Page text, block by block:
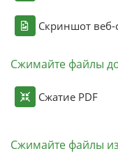
Скриншот веб-
Сжимайте файлы
Сжатие PDF
Сжимайте файлы